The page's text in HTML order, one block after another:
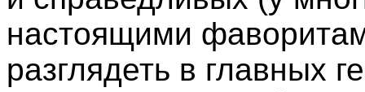
настоящими
разглядеть в главных